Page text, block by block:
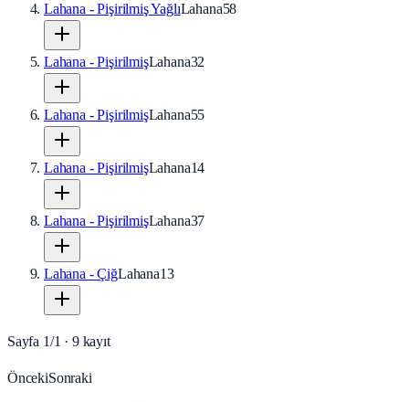
Lahana - Pişirilmiş YağlıLahana58
Lahana - PişirilmişLahana32
Lahana - PişirilmişLahana55
Lahana - PişirilmişLahana14
Lahana - PişirilmişLahana37
Lahana - ÇiğLahana13
Sayfa 1/1 · 9 kayıt
ÖncekiSonraki